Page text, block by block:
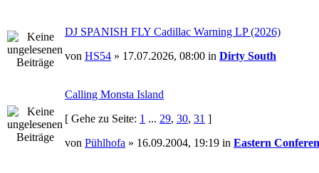
DJ SPANISH FLY Cadillac Warning LP (2026)
von HS54 » 17.07.2026, 08:00 in Dirty South
Calling Monsta Island
[ Gehe zu Seite: 1 ... 29, 30, 31 ]
von Pühlhofa » 16.09.2004, 19:19 in Eastern